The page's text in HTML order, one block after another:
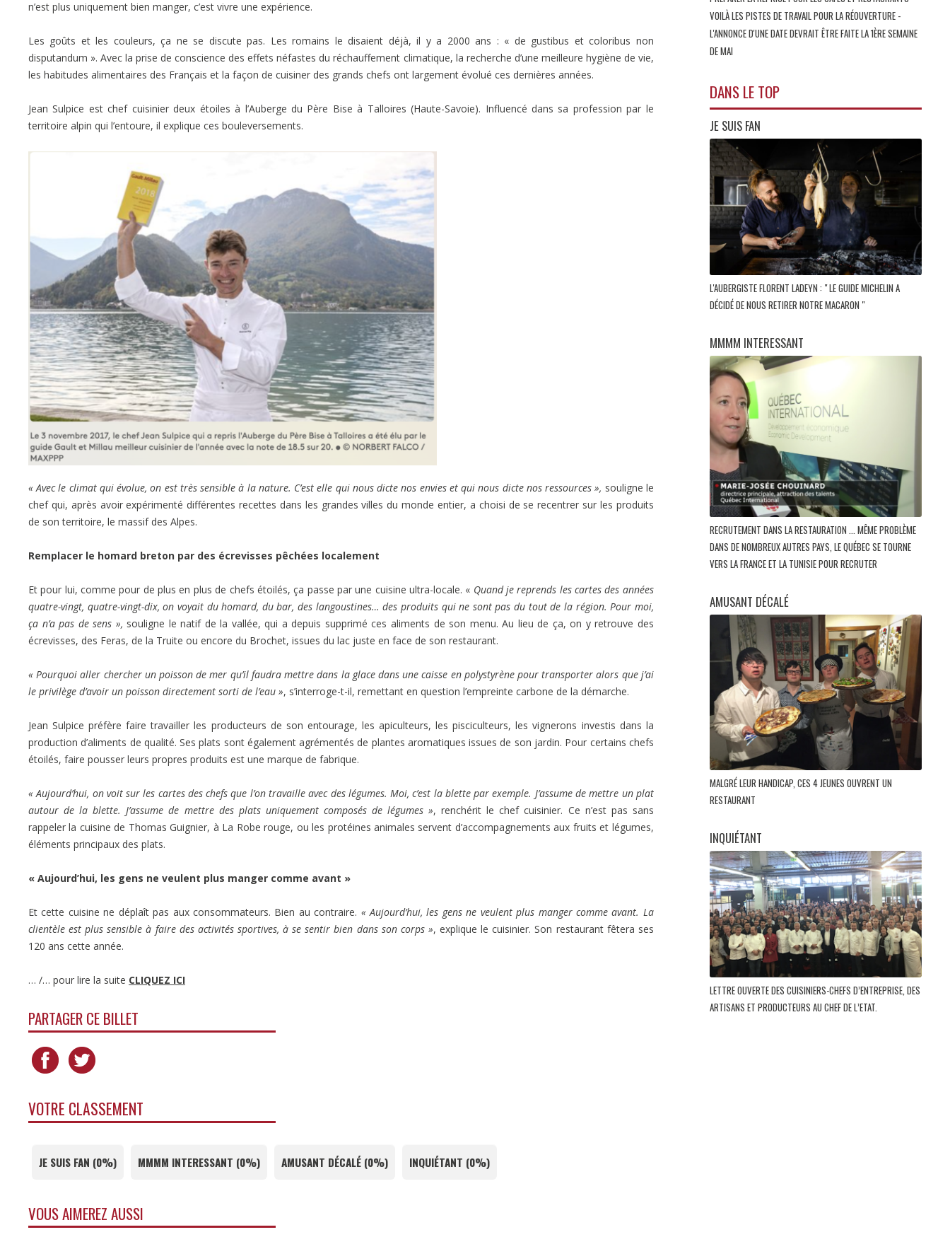
n’est plus uniquement bien manger, c’est vivre une expérience.
Les goûts et les couleurs, ça ne se discute pas. Les romains le disaient déjà, il y a 2000 ans : « de gustibus et coloribus non
disputandum ». Avec la prise de conscience des effets néfastes du réchauffement climatique, la recherche d’une meilleure hygiène de vie,
les habitudes alimentaires des Français et la façon de cuisiner des grands chefs ont largement évolué ces dernières années.
Jean Sulpice est chef cuisinier deux étoiles à l’Auberge du Père Bise à Talloires (Haute-Savoie). Influencé dans sa profession par le
territoire alpin qui l’entoure, il explique ces bouleversements.
« Avec le climat qui évolue, on est très sensible à la nature. C’est elle qui nous dicte nos envies et qui nous dicte nos ressources », souligne le
chef qui, après avoir expérimenté différentes recettes dans les grandes villes du monde entier, a choisi de se recentrer sur les produits
de son territoire, le massif des Alpes.
Remplacer le homard breton par des écrevisses pêchées localement
Et pour lui, comme pour de plus en plus de chefs étoilés, ça passe par une cuisine ultra-locale. « Quand je reprends les cartes des années
quatre-vingt, quatre-vingt-dix, on voyait du homard, du bar, des langoustines… des produits qui ne sont pas du tout de la région. Pour moi,
ça n’a pas de sens », souligne le natif de la vallée, qui a depuis supprimé ces aliments de son menu. Au lieu de ça, on y retrouve des
écrevisses, des Feras, de la Truite ou encore du Brochet, issues du lac juste en face de son restaurant.
« Pourquoi aller chercher un poisson de mer qu’il faudra mettre dans la glace dans une caisse en polystyrène pour transporter alors que j’ai
le privilège d’avoir un poisson directement sorti de l’eau », s’interroge-t-il, remettant en question l’empreinte carbone de la démarche.
Jean Sulpice préfère faire travailler les producteurs de son entourage, les apiculteurs, les pisciculteurs, les vignerons investis dans la
production d’aliments de qualité. Ses plats sont également agrémentés de plantes aromatiques issues de son jardin. Pour certains chefs
étoilés, faire pousser leurs propres produits est une marque de fabrique.
« Aujourd’hui, on voit sur les cartes des chefs que l’on travaille avec des légumes. Moi, c’est la blette par exemple. J’assume de mettre un plat
autour de la blette. J’assume de mettre des plats uniquement composés de légumes », renchérit le chef cuisinier. Ce n’est pas sans
rappeler la cuisine de Thomas Guignier, à La Robe rouge, ou les protéines animales servent d’accompagnements aux fruits et légumes,
éléments principaux des plats.
« Aujourd’hui, les gens ne veulent plus manger comme avant »
Et cette cuisine ne déplaît pas aux consommateurs. Bien au contraire. « Aujourd’hui, les gens ne veulent plus manger comme avant. La
clientèle est plus sensible à faire des activités sportives, à se sentir bien dans son corps », explique le cuisinier. Son restaurant fêtera ses
120 ans cette année.
… /… pour lire la suite CLIQUEZ ICI
PARTAGER CE BILLET
VOTRE CLASSEMENT
JE SUIS FAN (0%) MMMM INTERESSANT (0%) AMUSANT DÉCALÉ (0%) INQUIÉTANT (0%)
VOUS AIMEREZ AUSSI
VOILÀ LES PISTES DE TRAVAIL POUR LA RÉOUVERTURE -
L'ANNONCE D'UNE DATE DEVRAIT ÊTRE FAITE LA 1ÈRE SEMAINE
DE MAI
DANS LE TOP
JE SUIS FAN
L'AUBERGISTE FLORENT LADEYN : " LE GUIDE MICHELIN A
DÉCIDÉ DE NOUS RETIRER NOTRE MACARON "
MMMM INTERESSANT
RECRUTEMENT DANS LA RESTAURATION ... MÊME PROBLÈME
DANS DE NOMBREUX AUTRES PAYS, LE QUÉBEC SE TOURNE
VERS LA FRANCE ET LA TUNISIE POUR RECRUTER
AMUSANT DÉCALÉ
MALGRÉ LEUR HANDICAP, CES 4 JEUNES OUVRENT UN
RESTAURANT
INQUIÉTANT
LETTRE OUVERTE DES CUISINIERS-CHEFS D’ENTREPRISE, DES
ARTISANS ET PRODUCTEURS AU CHEF DE L’ETAT.